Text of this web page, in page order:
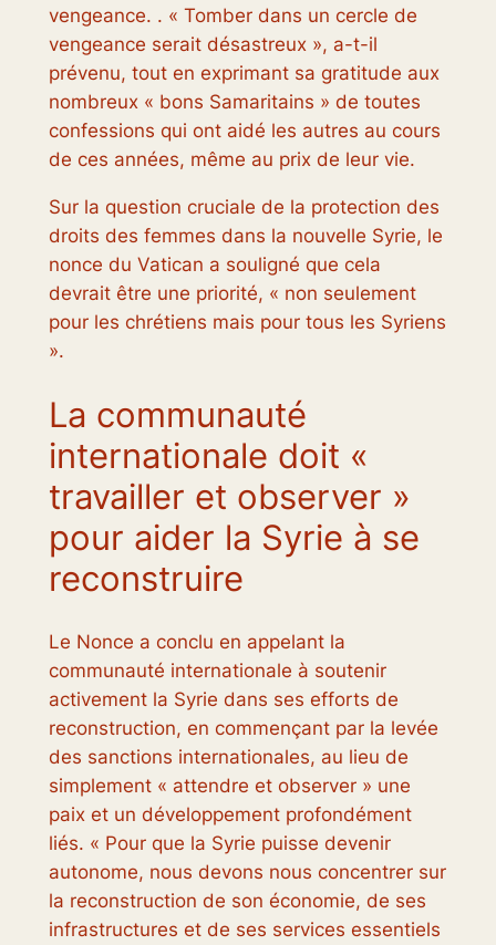
vengeance. . « Tomber dans un cercle de
vengeance serait désastreux », a-t-il
prévenu, tout en exprimant sa gratitude aux
nombreux « bons Samaritains » de toutes
confessions qui ont aidé les autres au cours
de ces années, même au prix de leur vie.
Sur la question cruciale de la protection des
droits des femmes dans la nouvelle Syrie, le
nonce du Vatican a souligné que cela
devrait être une priorité, « non seulement
pour les chrétiens mais pour tous les Syriens
».
La communauté
internationale doit «
travailler et observer »
pour aider la Syrie à se
reconstruire
Le Nonce a conclu en appelant la
communauté internationale à soutenir
activement la Syrie dans ses efforts de
reconstruction, en commençant par la levée
des sanctions internationales, au lieu de
simplement « attendre et observer » une
paix et un développement profondément
liés. « Pour que la Syrie puisse devenir
autonome, nous devons nous concentrer sur
la reconstruction de son économie, de ses
infrastructures et de ses services essentiels